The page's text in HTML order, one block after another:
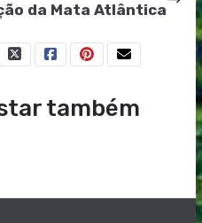
da Mata Atlântica
também